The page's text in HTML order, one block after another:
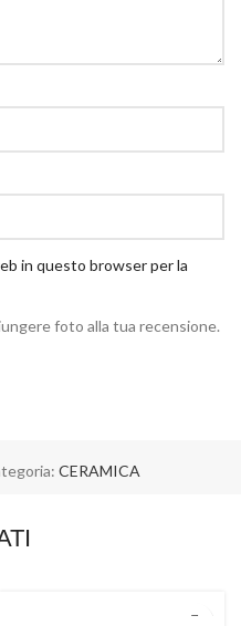
in questo browser per la
foto alla tua recensione.
CERAMICA